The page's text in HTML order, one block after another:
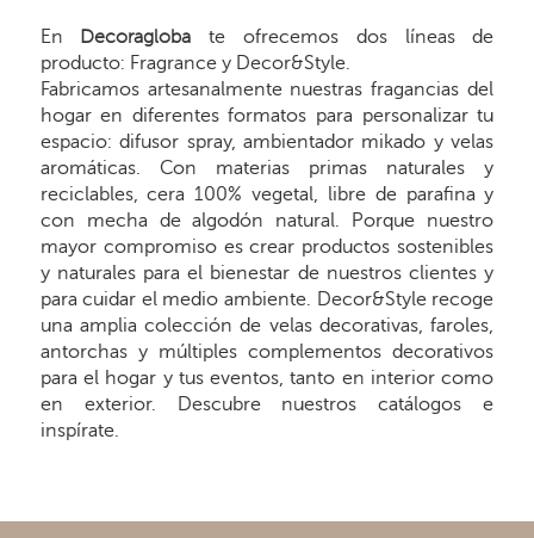
En Decoragloba te ofrecemos dos líneas de
producto: Fragrance y Decor&Style.
Fabricamos artesanalmente nuestras fragancias del
hogar en diferentes formatos para personalizar tu
espacio: difusor spray, ambientador mikado y velas
aromáticas. Con materias primas naturales y
reciclables, cera 100% vegetal, libre de parafina y
con mecha de algodón natural. Porque nuestro
mayor compromiso es crear productos sostenibles
y naturales para el bienestar de nuestros clientes y
para cuidar el medio ambiente. Decor&Style recoge
una amplia colección de velas decorativas, faroles,
antorchas y múltiples complementos decorativos
para el hogar y tus eventos, tanto en interior como
en exterior. Descubre nuestros catálogos e
inspírate.